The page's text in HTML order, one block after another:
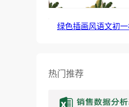
绿色插画风语文初
热门推荐